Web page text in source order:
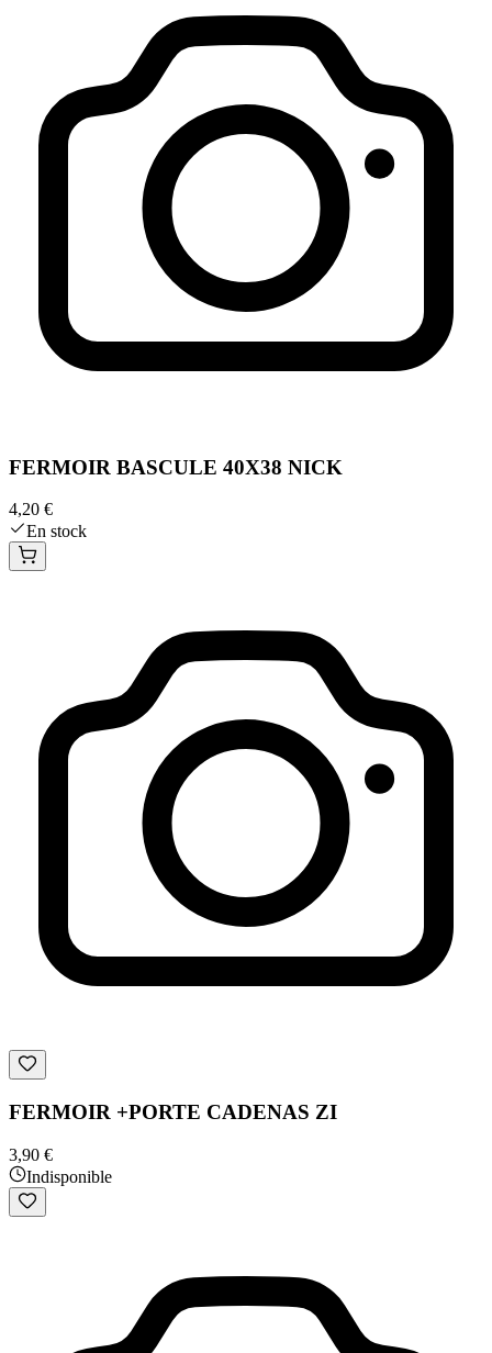
FERMOIR BASCULE 40X38 NICK
4,20 €
En stock
FERMOIR +PORTE CADENAS ZI
3,90 €
Indisponible